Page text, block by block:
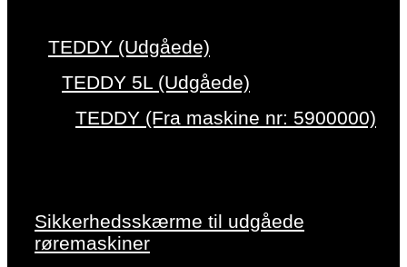
TEDDY (Udgåede)
TEDDY 5L (Udgåede)
TEDDY (Fra maskine nr: 5900000)
Sikkerhedsskærme til udgåede
røremaskiner